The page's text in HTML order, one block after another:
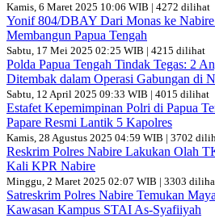
Kamis, 6 Maret 2025 10:06 WIB | 4272 dilihat
Yonif 804/DBAY Dari Monas ke
Membangun Papua Tengah
Sabtu, 17 Mei 2025 02:25 WIB | 4215 dilihat
Polda Papua Tengah Tindak Tegas: 2
Ditembak dalam Operasi Gabungan di
Sabtu, 12 April 2025 09:33 WIB | 4015 dilihat
Estafet Kepemimpinan Polri di Papua
Papare Resmi Lantik 5 Kapolres
Kamis, 28 Agustus 2025 04:59 WIB | 3702
Reskrim Polres Nabire Lakukan Olah
Kali KPR Nabire
Minggu, 2 Maret 2025 02:07 WIB | 3303
Satreskrim Polres Nabire Temukan
Kawasan Kampus STAI As-Syafiiyah